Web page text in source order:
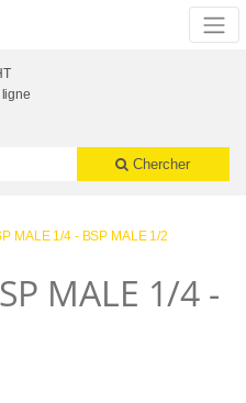
Chercher
MALE 1/4 - BSP MALE 1/2
MALE 1/4 -